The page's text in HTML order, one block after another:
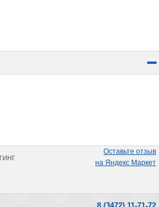
Оставьте отзыв
на Яндекс Маркет